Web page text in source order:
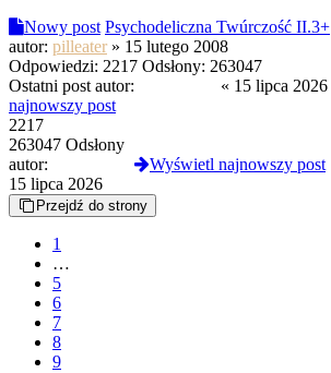
Nowy post Psychodeliczna Twúrczość II.3+
autor: pilleater » 15 lutego 2008
Odpowiedzi: 2217 Odsłony: 263047
Ostatni post autor:
« 15 lipca 2026
najnowszy post
2217
263047 Odsłony
autor:
Wyświetl najnowszy post
15 lipca 2026
Przejdź do strony
1
…
5
6
7
8
9